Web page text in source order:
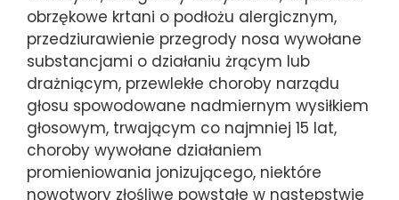
obrzękowe krtani o podłożu alergicznym,
przedziurawienie przegrody nosa wywołane
substancjami o działaniu żrącym lub
drażniącym, przewlekłe choroby narządu
głosu spowodowane nadmiernym wysiłkiem
głosowym, trwającym co najmniej 15 lat,
choroby wywołane działaniem
promieniowania jonizującego, niektóre
nowotwory złośliwe powstałe w następstwie